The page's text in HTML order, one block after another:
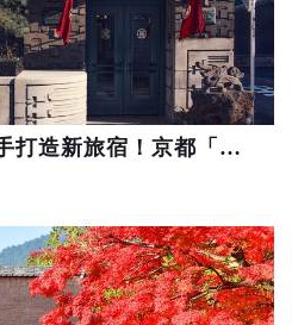
任天堂與安藤忠雄攜手打造新旅宿！京都「丸福樓」4月開幕